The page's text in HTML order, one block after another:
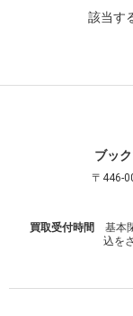
該当す
ブッ
〒446-
買取受付時間
基本
込を